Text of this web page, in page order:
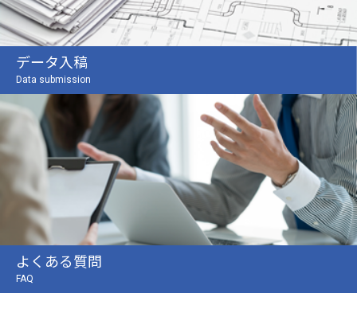
データ入稿
Data submission
よくある質問
FAQ